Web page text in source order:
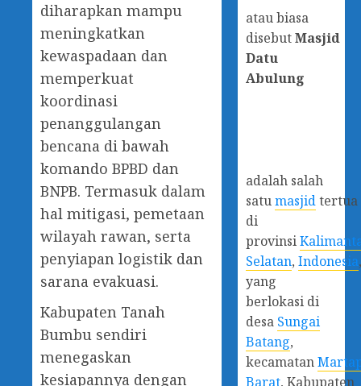
diharapkan mampu
meningkatkan
kewaspadaan dan
memperkuat
koordinasi
penanggulangan
bencana di bawah
komando BPBD dan
BNPB. Termasuk dalam
hal mitigasi, pemetaan
wilayah rawan, serta
penyiapan logistik dan
sarana evakuasi.
Kabupaten Tanah
Bumbu sendiri
menegaskan
kesiapannya dengan
atau biasa
disebutMasjid
Datu
Abulung
adalah salah
satumasjidtertua
di
provinsi
Selatan,Indonesia
yang
berlokasi di
desa Sungai
Batang,
kecamatan
Barat, Kabupaten